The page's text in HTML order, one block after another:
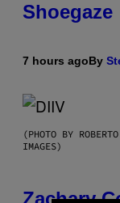
Shoegaze
7 hours agoBy
(PHOTO BY
IMAGES)